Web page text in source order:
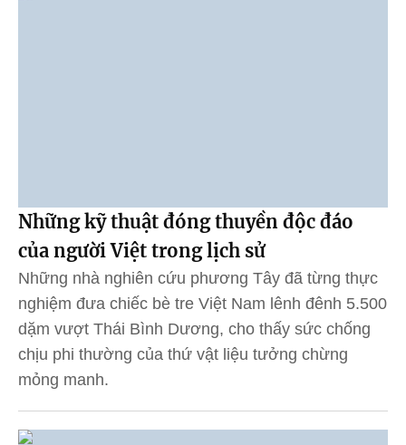
Những kỹ thuật đóng thuyền độc đáo
của người Việt trong lịch sử
Những nhà nghiên cứu phương Tây đã từng thực
nghiệm đưa chiếc bè tre Việt Nam lênh đênh 5.500
dặm vượt Thái Bình Dương, cho thấy sức chống
chịu phi thường của thứ vật liệu tưởng chừng
mỏng manh.